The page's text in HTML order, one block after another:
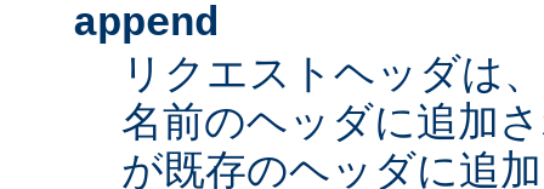
append
リクエストヘッダは
名前のヘッダに追加
が既存のヘッダに追